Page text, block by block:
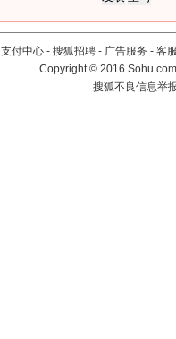
支付中心 - 搜狐招聘 - 广告服务 - 客
Copyright©2016
搜狐不良信息举